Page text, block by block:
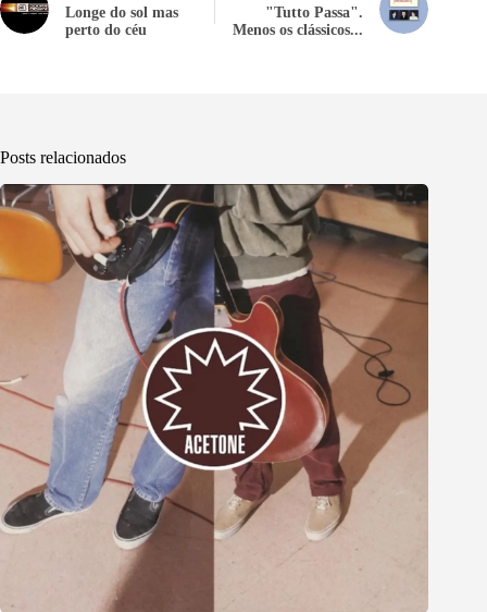
Longe do sol mas
perto do céu
"Tutto Passa".
Menos os clássicos...
Posts relacionados